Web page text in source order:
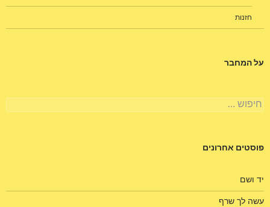
חזנות
על המחבר
חיפוש:
פוסטים אחרונים
יד ושם
עשה לך שרף